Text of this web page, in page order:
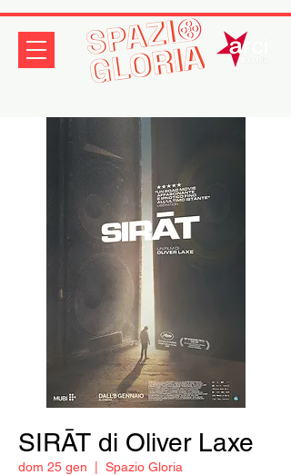
SIRĀT di Oliver Laxe
dom 25 gen Spazio Gloria